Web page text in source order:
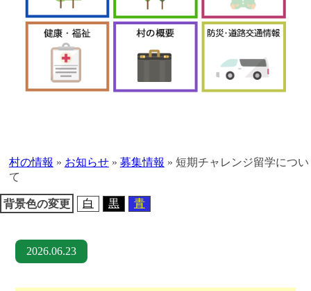
移村の情報 » お知らせ » 募集情報 » 短期チャレンジ留学につい
て
背景色の変更 白 黒 青
2026.06.23